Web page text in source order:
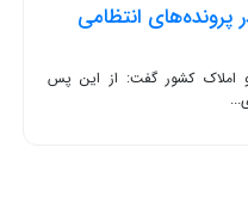
پرونده‌های انتظامی
و املاک کشور گفت: از این پس